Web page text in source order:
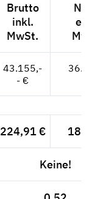
Brutto
inkl.
MwSt.
Netto
exkl.
MwSt.
43.155,-
- €
36.265,-
224,91 € 189,-- €
Keine!